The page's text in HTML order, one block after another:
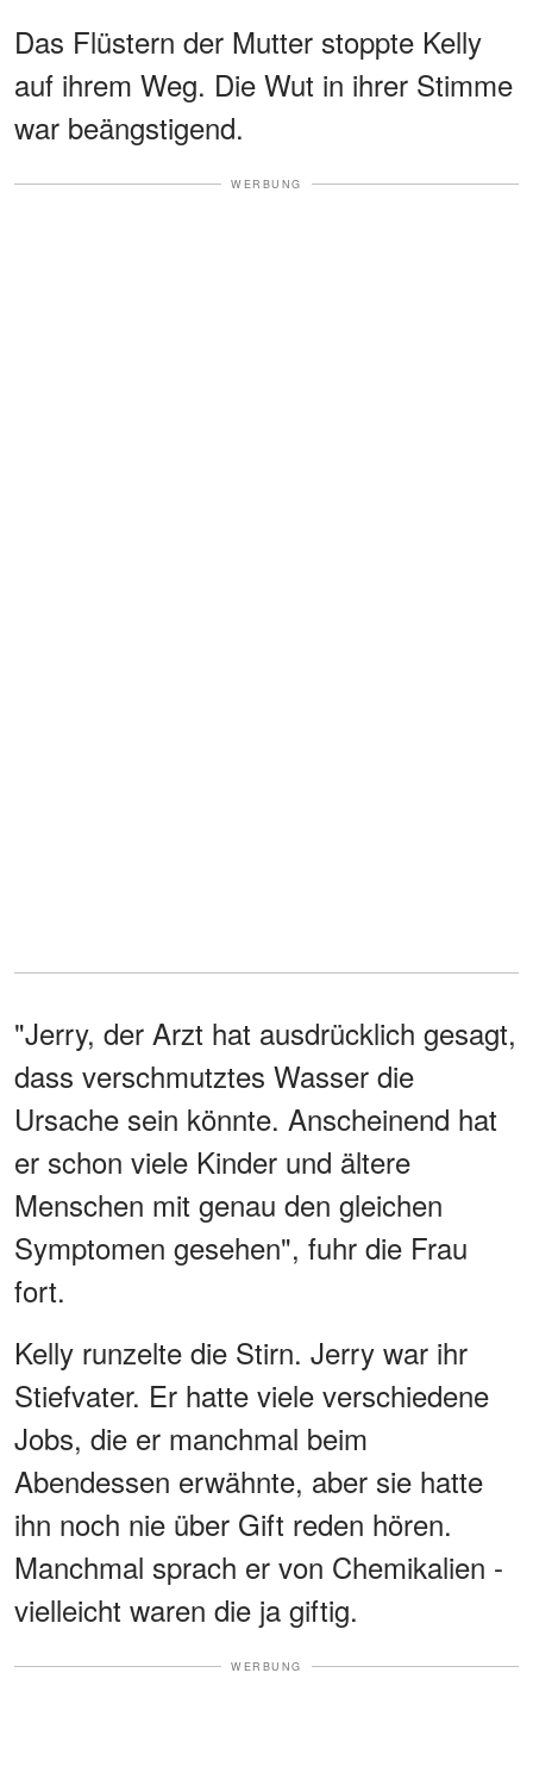
Das Flüstern der Mutter stoppte Kelly
auf ihrem Weg. Die Wut in ihrer Stimme
war beängstigend.
WERBUNG
"Jerry, der Arzt hat ausdrücklich gesagt,
dass verschmutztes Wasser die
Ursache sein könnte. Anscheinend hat
er schon viele Kinder und ältere
Menschen mit genau den gleichen
Symptomen gesehen", fuhr die Frau
fort.
Kelly runzelte die Stirn. Jerry war ihr
Stiefvater. Er hatte viele verschiedene
Jobs, die er manchmal beim
Abendessen erwähnte, aber sie hatte
ihn noch nie über Gift reden hören.
Manchmal sprach er von Chemikalien -
vielleicht waren die ja giftig.
WERBUNG